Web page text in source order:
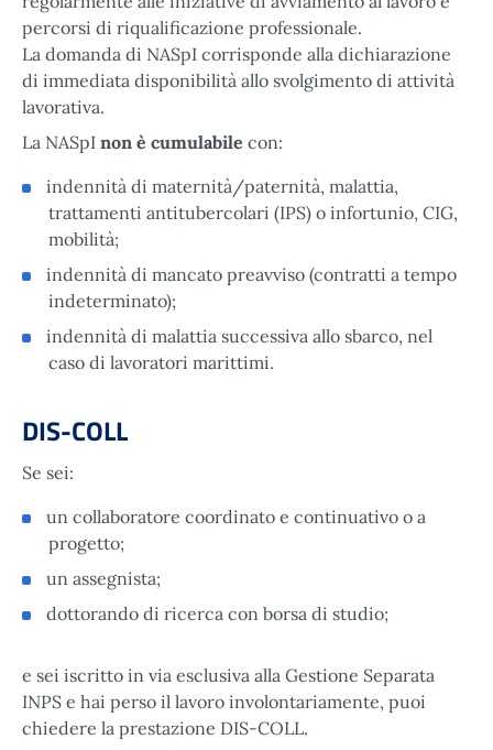
percorsi di riqualificazione professionale.
La domanda di NASpI corrisponde alla dichiarazione
di immediata disponibilità allo svolgimento di attività
lavorativa.
La NASpI non è cumulabile con:
indennità di maternità/paternità, malattia,
trattamenti antitubercolari (IPS) o infortunio, CIG,
mobilità;
indennità di mancato preavviso (contratti a tempo
indeterminato);
indennità di malattia successiva allo sbarco, nel
caso di lavoratori marittimi.
DIS-COLL
Se sei:
un collaboratore coordinato e continuativo o a
progetto;
un assegnista;
dottorando di ricerca con borsa di studio;
e sei iscritto in via esclusiva alla Gestione Separata
INPS e hai perso il lavoro involontariamente, puoi
chiedere la prestazione DIS-COLL.